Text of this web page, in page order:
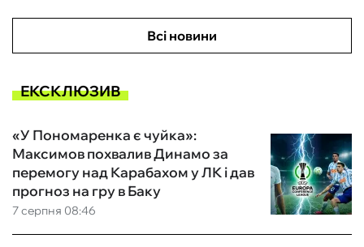
Всі новини
ЕКСКЛЮЗИВ
7 серпня 08:46
«У Пономаренка є чуйка»:
Максимов похвалив Динамо за
перемогу над Карабахом у ЛК і дав
прогноз на гру в Баку